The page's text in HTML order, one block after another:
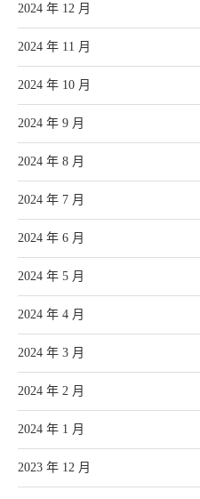
2024 年 12 月
2024 年 11 月
2024 年 10 月
2024 年 9 月
2024 年 8 月
2024 年 7 月
2024 年 6 月
2024 年 5 月
2024 年 4 月
2024 年 3 月
2024 年 2 月
2024 年 1 月
2023 年 12 月